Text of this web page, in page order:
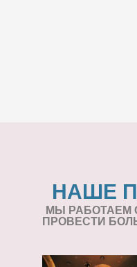
НАШЕ
МЫ РАБОТАЕМ
ПРОВЕСТИ